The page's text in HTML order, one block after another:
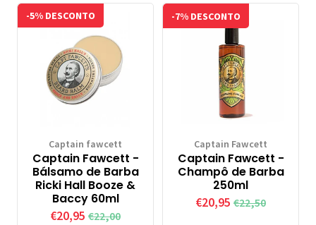
-5% DESCONTO
Captain fawcett
Captain Fawcett -
Bálsamo de Barba
Ricki Hall Booze &
Baccy 60ml
€20,95 €22,00
-7% DESCONTO
Captain Fawcett
Captain Fawcett -
Champô de Barba
250ml
€20,95 €22,50